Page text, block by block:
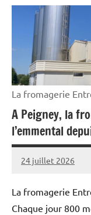
Initiatives
professionnelle
La fromagerie
A Peigney, la
l’emmental
24 juillet 2026
Thibaut
La fromagerie
Chaque jour 800